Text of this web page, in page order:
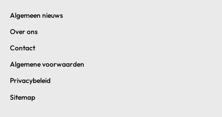
Algemeen nieuws
Over ons
Contact
Algemene voorwaarden
Privacybeleid
Sitemap